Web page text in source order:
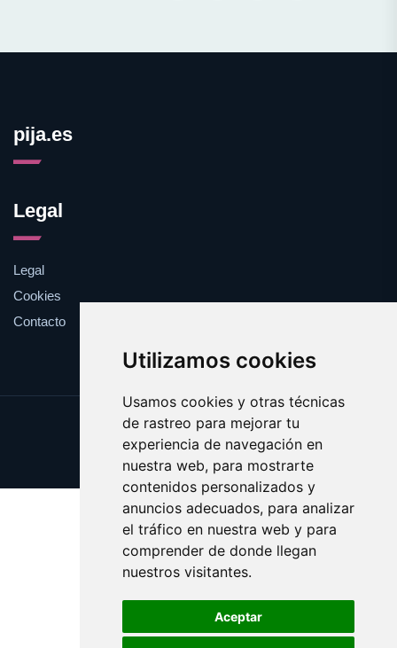
Utilizamos cookies
Usamos cookies y otras técnicas
de rastreo para mejorar tu
experiencia de navegación en
nuestra web, para mostrarte
contenidos personalizados y
anuncios adecuados, para analizar
el tráfico en nuestra web y para
comprender de donde llegan
nuestros visitantes.
Aceptar
pija.es
Legal
Legal
Cookies
Contacto
Update cookies preferences
Copyright © 2025 pija.es